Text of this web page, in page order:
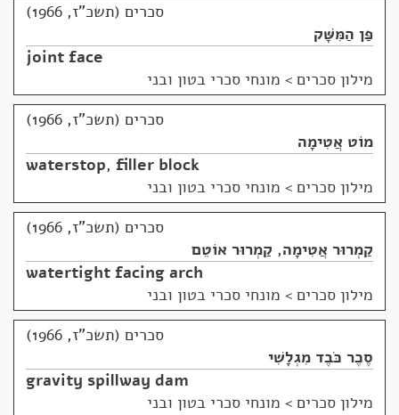
סכרים (תשכ"ז, 1966)
פַּן הַמִּשָּׁק
joint face
מילון סכרים > מונחי סכרי בטון ובני
סכרים (תשכ"ז, 1966)
מוֹט אֲטִימָה
waterstop, filler block
מילון סכרים > מונחי סכרי בטון ובני
סכרים (תשכ"ז, 1966)
קַמְרוּר אֲטִימָה, קַמְרוּר אוֹטֵם
watertight facing arch
מילון סכרים > מונחי סכרי בטון ובני
סכרים (תשכ"ז, 1966)
סֶכֶר כֹּבֶד מִגְלָשִׁי
gravity spillway dam
מילון סכרים > מונחי סכרי בטון ובני